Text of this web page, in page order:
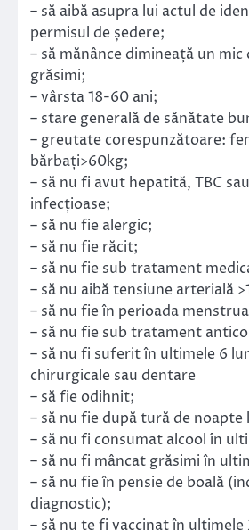
– să aibă asupra lui actul de
permisul de ședere;
– să mănânce dimineață un
grăsimi;
– vârsta 18-60 ani;
– stare generală de sănătate
– greutate corespunzătoare:
bărbați>60kg;
– să nu fi avut hepatită, TBC
infecțioase;
– să nu fie alergic;
– să nu fie răcit;
– să nu fie sub tratament
– să nu aibă tensiune arterială
– să nu fie în perioada
– să nu fie sub tratament
– să nu fi suferit în ultimele 6
chirurgicale sau dentare
– să fie odihnit;
– să nu fie după tură de noapte
– să nu fi consumat alcool în
– să nu fi mâncat grăsimi în
– să nu fie în pensie de boală
diagnostic);
– să nu te fi vaccinat în ultimele